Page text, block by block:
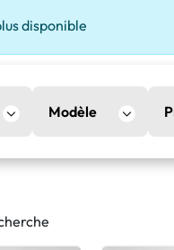
disponible
Modèle